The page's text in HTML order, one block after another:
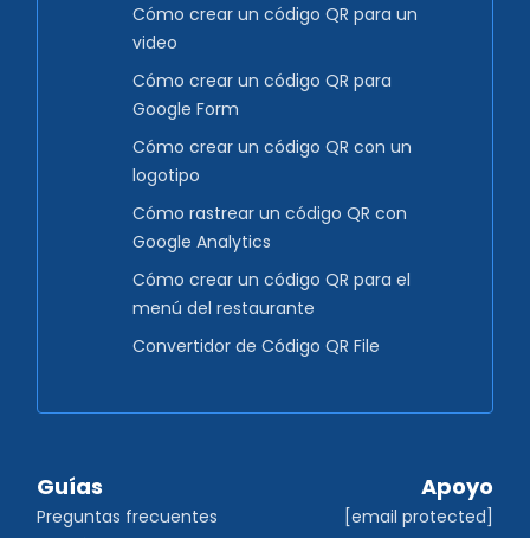
Cómo crear un código QR para un
video
Cómo crear un código QR para
Google Form
Cómo crear un código QR con un
logotipo
Cómo rastrear un código QR con
Google Analytics
Cómo crear un código QR para el
menú del restaurante
Convertidor de Código QR File
Guías
Preguntas frecuentes
Apoyo
[email protected]